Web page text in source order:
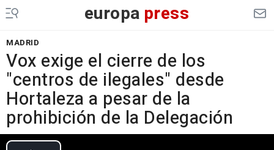
europa press
MADRID
Vox exige el cierre de los
"centros de ilegales" desde
Hortaleza a pesar de la
prohibición de la Delegación